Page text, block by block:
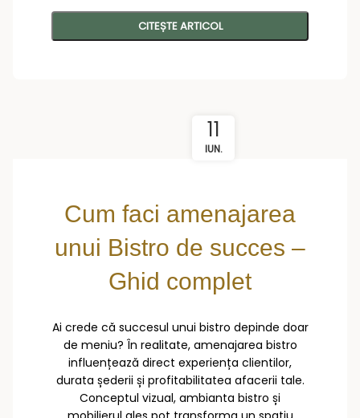
CITEȘTE ARTICOL
11
IUN.
Cum faci amenajarea
unui Bistro de succes –
Ghid complet
Ai crede că succesul unui bistro depinde doar
de meniu? În realitate, amenajarea bistro
influențează direct experiența clientilor,
durata șederii și profitabilitatea afacerii tale.
Conceptul vizual, ambianta bistro și